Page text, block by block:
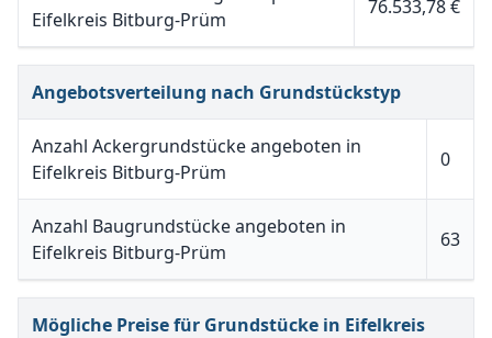
Eifelkreis Bitburg-Prüm
76.533,78 €
Angebotsverteilung nach Grundstückstyp
Anzahl Ackergrundstücke angeboten in
Eifelkreis Bitburg-Prüm
0
Anzahl Baugrundstücke angeboten in
Eifelkreis Bitburg-Prüm
63
Mögliche Preise für Grundstücke in Eifelkreis